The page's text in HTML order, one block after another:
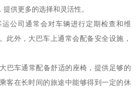
供更多的选择和灵活性。
公司通常会对车辆进行定期检查和维
此外，大巴车上通常会配备安全设施，
巴车通常配备舒适的座椅，提供足够的
客在长时间的旅途中能够得到一定的休